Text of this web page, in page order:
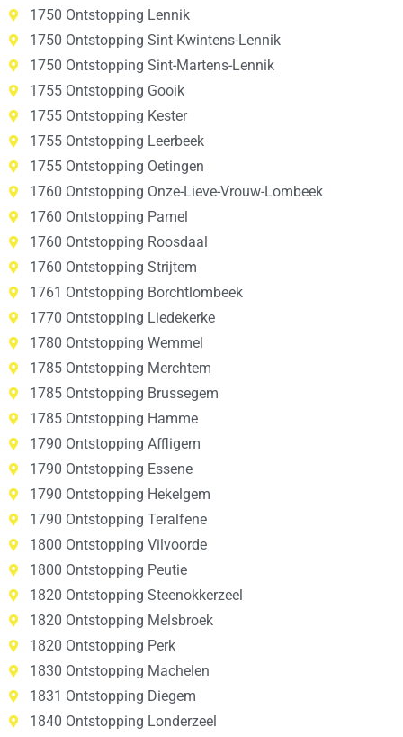
1750 Ontstopping Lennik
1750 Ontstopping Sint-Kwintens-Lennik
1750 Ontstopping Sint-Martens-Lennik
1755 Ontstopping Gooik
1755 Ontstopping Kester
1755 Ontstopping Leerbeek
1755 Ontstopping Oetingen
1760 Ontstopping Onze-Lieve-Vrouw-Lombeek
1760 Ontstopping Pamel
1760 Ontstopping Roosdaal
1760 Ontstopping Strijtem
1761 Ontstopping Borchtlombeek
1770 Ontstopping Liedekerke
1780 Ontstopping Wemmel
1785 Ontstopping Merchtem
1785 Ontstopping Brussegem
1785 Ontstopping Hamme
1790 Ontstopping Affligem
1790 Ontstopping Essene
1790 Ontstopping Hekelgem
1790 Ontstopping Teralfene
1800 Ontstopping Vilvoorde
1800 Ontstopping Peutie
1820 Ontstopping Steenokkerzeel
1820 Ontstopping Melsbroek
1820 Ontstopping Perk
1830 Ontstopping Machelen
1831 Ontstopping Diegem
1840 Ontstopping Londerzeel